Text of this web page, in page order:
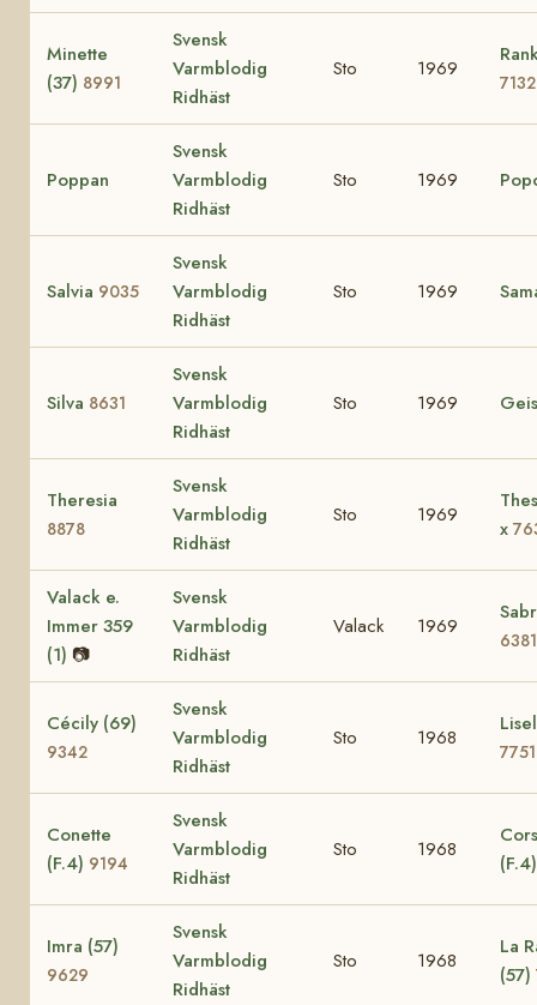
Minette
(37) 8991
Svensk
Varmblodig
Ridhäst
Sto 1969
7132
Poppan
Svensk
Varmblodig
Ridhäst
Sto 1969
Salvia 9035
Svensk
Varmblodig
Ridhäst
Sto 1969
Silva 8631
Svensk
Varmblodig
Ridhäst
Sto 1969
Theresia
8878
Svensk
Varmblodig
Ridhäst
Sto 1969
x
Valack e.
Immer 359
(1) 📷
Svensk
Varmblodig
Ridhäst
Valack 1969
6381
Cécily (69)
9342
Svensk
Varmblodig
Ridhäst
Sto 1968
7751
Conette
(F.4) 9194
Svensk
Varmblodig
Ridhäst
Sto 1968
Imra (57)
9629
Svensk
Varmblodig
Ridhäst
Sto 1968
La
(57)